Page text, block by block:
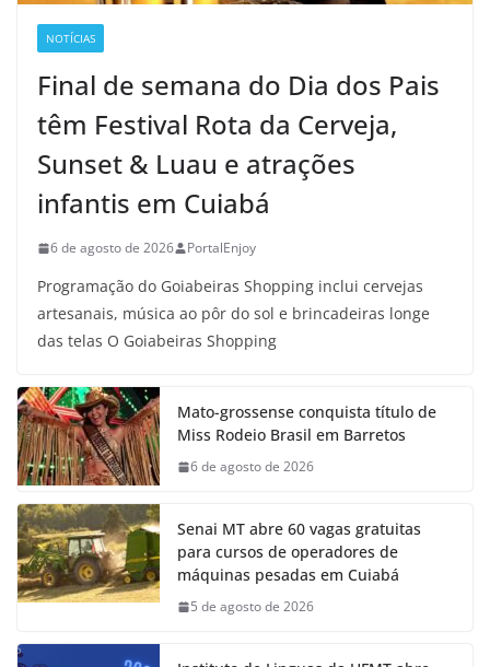
NOTÍCIAS
Final de semana do Dia dos Pais
têm Festival Rota da Cerveja,
Sunset & Luau e atrações
infantis em Cuiabá
6 de agosto de 2026 PortalEnjoy
Programação do Goiabeiras Shopping inclui cervejas
artesanais, música ao pôr do sol e brincadeiras longe
das telas O Goiabeiras Shopping
Mato-grossense conquista título de
Miss Rodeio Brasil em Barretos
6 de agosto de 2026
Senai MT abre 60 vagas gratuitas
para cursos de operadores de
máquinas pesadas em Cuiabá
5 de agosto de 2026